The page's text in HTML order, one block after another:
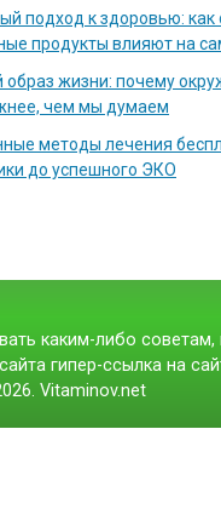
подход к здоровью: как
продукты влияют на
образ жизни: почему
чем мы думаем
методы лечения
до успешного ЭКО
каким-либо советам,
гипер-ссылка на
Vitaminov.net